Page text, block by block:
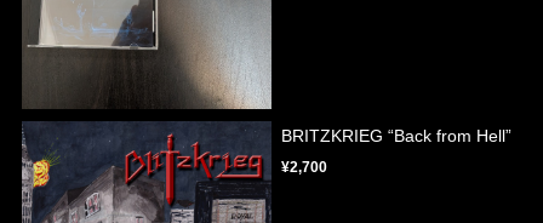
BRITZKRIEG “Back from Hell”
¥2,700